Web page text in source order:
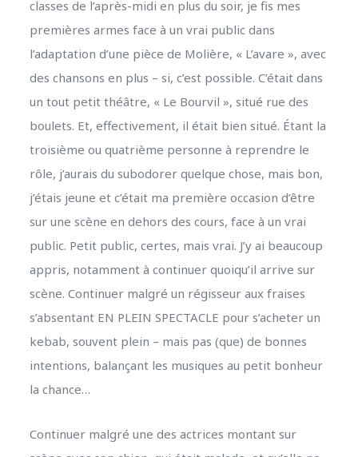
classes de l’après-midi en plus du soir, je fis mes
premières armes face à un vrai public dans
l’adaptation d’une pièce de Molière, « L’avare », avec
des chansons en plus – si, c’est possible. C’était dans
un tout petit théâtre, « Le Bourvil », situé rue des
boulets. Et, effectivement, il était bien situé. Étant la
troisième ou quatrième personne à reprendre le
rôle, j’aurais du subodorer quelque chose, mais bon,
j’étais jeune et c’était ma première occasion d’être
sur une scène en dehors des cours, face à un vrai
public. Petit public, certes, mais vrai. J’y ai beaucoup
appris, notamment à continuer quoiqu’il arrive sur
scène. Continuer malgré un régisseur aux fraises
s’absentant EN PLEIN SPECTACLE pour s’acheter un
kebab, souvent plein – mais pas (que) de bonnes
intentions, balançant les musiques au petit bonheur
la chance…
Continuer malgré une des actrices montant sur